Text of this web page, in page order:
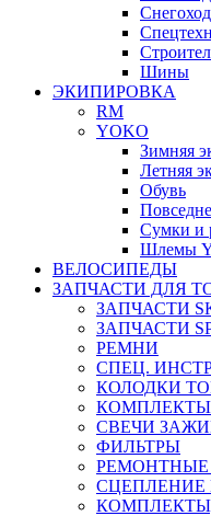
Шины
ЭКИПИРОВКА
RM
YOKO
Зимняя
Летняя
Обувь
Сумки и
Шлемы
ВЕЛОСИПЕДЫ
ЗАПЧАСТИ ДЛЯ
ЗАПЧАСТИ
ЗАПЧАСТИ
РЕМНИ
СПЕЦ.
КОЛОДКИ
СВЕЧИ
ФИЛЬТРЫ
СЦЕПЛЕНИЕ